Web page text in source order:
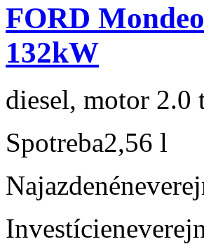
FORD
132kW
diesel, motor 2.0
Spotreba2,56 l
Najazdené
Investície